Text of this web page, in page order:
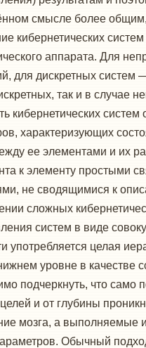
смысле более
кибернетических
аппарата. Для
для дискретных систем
так и в случае
кибернетических
характеризующих
ее элементами и их
к элементу простыми
не сводящимися к
сложных
систем в виде
употребляется целая
уровне в качестве
подчеркнуть, что само
и от глубины
мозга, а выполняемые
Обычный